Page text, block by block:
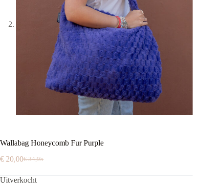
Wallabag Honeycomb Fur Purple
€34,95
Oorspronkelijke
was:
€ 20,00Huidige
is:
Uitverkocht